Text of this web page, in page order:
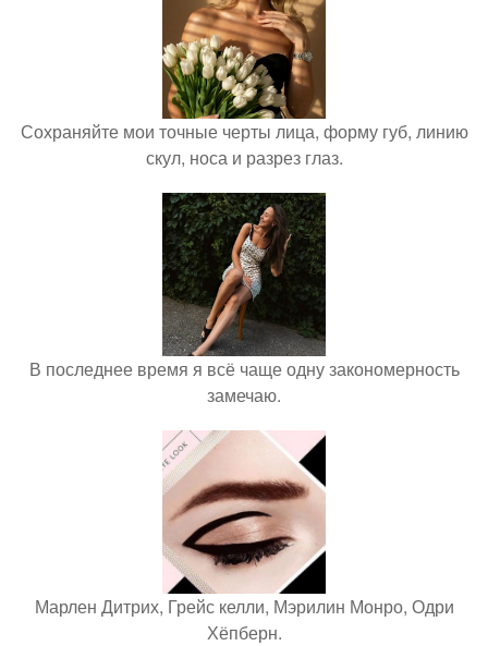
Сохраняйте мои точные черты лица, форму губ, линию
скул, носа и разрез глаз.
В последнее время я всё чаще одну закономерность
замечаю.
Марлен Дитрих, Грейс келли, Мэрилин Монро, Одри
Хёпберн.